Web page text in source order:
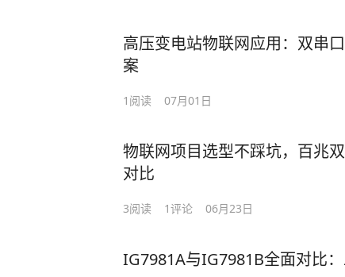
高压变电站物联网应用：双串
案
1 阅读 07月01日
物联网项目选型不踩坑，百兆
对比
3阅读 1评论 06月23日
IG7981A与IG7981B全面对比